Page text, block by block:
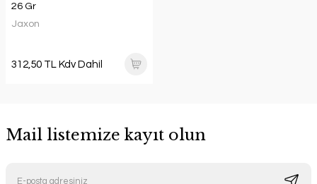
26 Gr
Jaxon
312,50 TL Kdv Dahil
Mail listemize kayıt olun